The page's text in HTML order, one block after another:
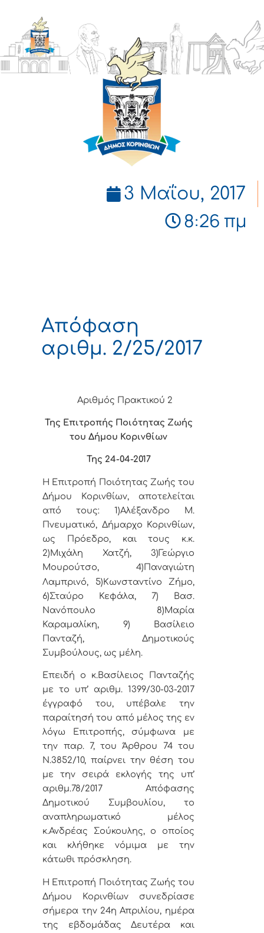
ΔΗΜΟΣ
ΚΟΡΙΝΘΙΩΝ
3 Μαΐου, 2017
8:26 πμ
Απόφαση
αριθμ. 2/25/2017
Αριθμός Πρακτικού 2
Της Επιτροπής Ποιότητας Ζωής
του Δήμου Κορινθίων
Της 24-04-2017
Η Επιτροπή Ποιότητας Ζωής του
Δήμου Κορινθίων, αποτελείται
από τους: 1)Αλέξανδρο Μ.
Πνευματικό, Δήμαρχο Κορινθίων,
ως Πρόεδρο, και τους κ.κ.
2)Μιχάλη Χατζή, 3)Γεώργιο
Μουρούτσο,
4)Παναγιώτη
Λαμπρινό, 5)Κωνσταντίνο Ζήμο,
6)Σταύρο Κεφάλα, 7) Βασ.
Νανόπουλο 8)Μαρία
Καραμαλίκη, 9) Βασίλειο
Πανταζή, Δημοτικούς
Συμβούλους, ως μέλη.
Επειδή ο κ.Βασίλειος Πανταζής
με το υπ’ αριθμ. 1399/30-03-2017
έγγραφό του, υπέβαλε την
παραίτησή του από μέλος της εν
λόγω Επιτροπής, σύμφωνα με
την παρ. 7, του Άρθρου 74 του
Ν.3852/10, παίρνει την θέση του
με την σειρά εκλογής της υπ’
αριθμ.78/2017 Απόφασης
Δημοτικού Συμβουλίου, το
αναπληρωματικό μέλος
κ.Ανδρέας Σούκουλης, ο οποίος
και κλήθηκε νόμιμα με την
κάτωθι πρόσκληση.
Η Επιτροπή Ποιότητας Ζωής του
Δήμου Κορινθίων συνεδρίασε
σήμερα την 24η Απριλίου, ημέρα
της εβδομάδας Δευτέρα και